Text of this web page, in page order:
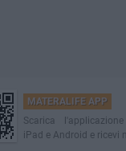
MATERALIFE APP
Scarica
iPad e Android e ricevi